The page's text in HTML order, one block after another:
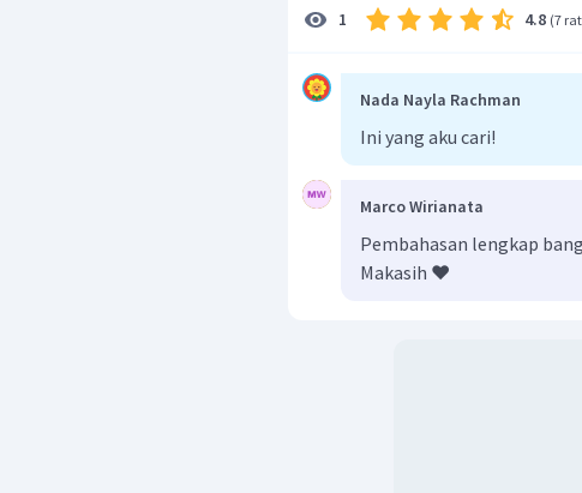
1 4.8 (7
Nada Nayla Rachman
Ini yang aku cari!
Marco Wirianata
Pembahasan lengkap
Makasih ❤️